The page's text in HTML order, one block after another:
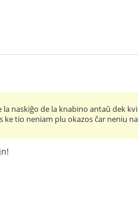
naskiĝo de la knabino antaŭ dek
tio neniam plu okazos ĉar neniu